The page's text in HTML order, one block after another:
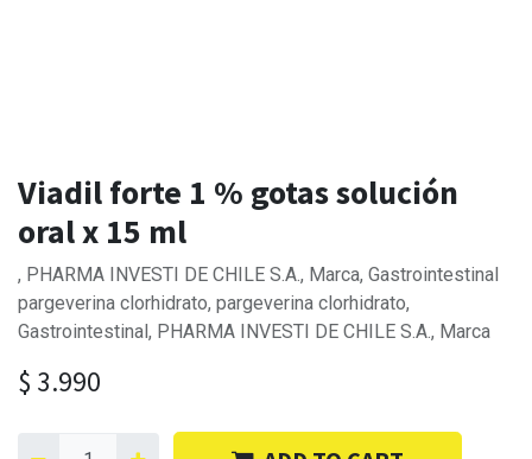
Viadil forte 1 % gotas solución
oral x 15 ml
, PHARMA INVESTI DE CHILE S.A., Marca, Gastrointestinal
pargeverina clorhidrato, pargeverina clorhidrato,
Gastrointestinal, PHARMA INVESTI DE CHILE S.A., Marca
$ 3.990